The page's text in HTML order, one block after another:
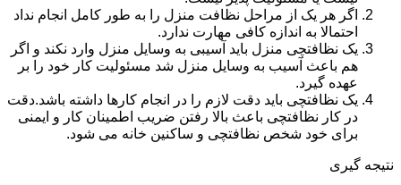
اگر هر یک از مراحل نظافت منزل را به طور کامل انجام نداد
احتمالا به اندازه کافی مهارت ندارد.
یک نظافتچی منزل باید آسیبی به وسایل منزل وارد نکند و اگر
هم باعث آسیب به وسایل منزل شد مسئولیت کار خود را بر
عهده گیرد.
یک نظافتچی باید دقت لازم را در انجام کارها داشته باشد.دقت
در کار نظافتچی باعث بالا رفتن ضریب اطمینان کار و ایمنی
برای خود شخص نظافتچی و ساکنین خانه می شود.
نتیجه گیری